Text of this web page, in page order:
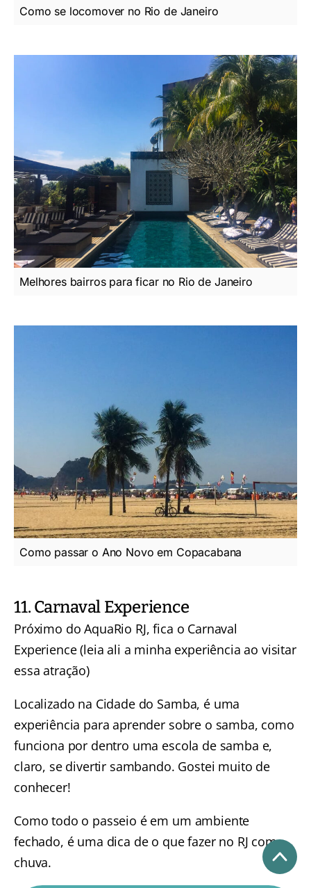
Como se locomover no Rio de Janeiro
Melhores bairros para ficar no Rio de Janeiro
Como passar o Ano Novo em Copacabana
11. Carnaval Experience
Próximo do AquaRio RJ, fica o Carnaval
Experience(leia ali a minha experiência ao visitar
essa atração)
Localizado na Cidade do Samba, é uma
experiência para aprender sobre o samba, como
funciona por dentro uma escola de samba e,
claro, se divertir sambando. Gostei muito de
conhecer!
Como todo o passeio é em um ambiente
fechado, é uma dica de o que fazer no RJ com
chuva.